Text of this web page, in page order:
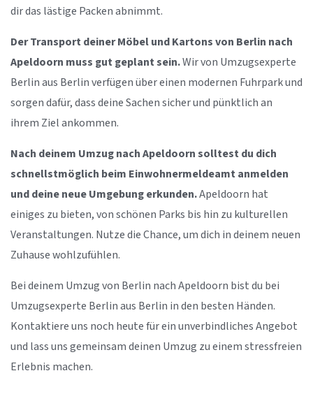
dir das lästige Packen abnimmt.
Der Transport deiner Möbel und Kartons von Berlin nach
Apeldoorn muss gut geplant sein.Wir von Umzugsexperte
Berlin aus Berlin verfügen über einen modernen Fuhrpark und
sorgen dafür, dass deine Sachen sicher und pünktlich an
ihrem Ziel ankommen.
Nach deinem Umzug nach Apeldoorn solltest du dich
schnellstmöglich beim Einwohnermeldeamt anmelden
und deine neue Umgebung erkunden.Apeldoorn hat
einiges zu bieten, von schönen Parks bis hin zu kulturellen
Veranstaltungen. Nutze die Chance, um dich in deinem neuen
Zuhause wohlzufühlen.
Bei deinem Umzug von Berlin nach Apeldoorn bist du bei
Umzugsexperte Berlin aus Berlin in den besten Händen.
Kontaktiere uns noch heute für ein unverbindliches Angebot
und lass uns gemeinsam deinen Umzug zu einem stressfreien
Erlebnis machen.